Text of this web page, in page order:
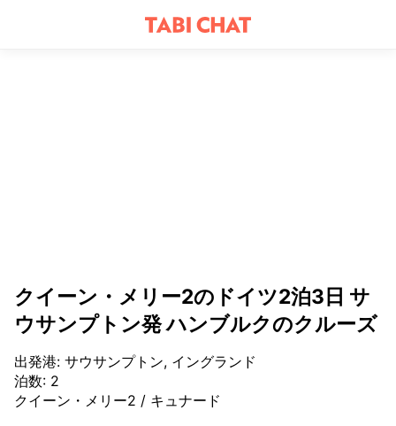
クイーン・メリー2のドイツ2泊3日 サ
ウサンプトン発 ハンブルクのクルーズ
出発港: サウサンプトン, イングランド
泊数: 2
クイーン・メリー2 / キュナード